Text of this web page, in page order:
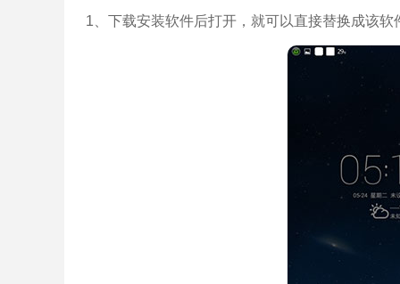
1、下载安装软件后打开，就可以直接替换成该软